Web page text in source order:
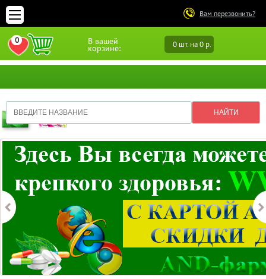
Вам перезвонить?
В вашей
корзине: 0 шт. на 0 р.
0
ПЕРЕЙТИ В ИЗБРАННОЕ